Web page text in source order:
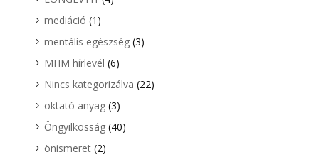
mediáció (1)
mentális egészség(3)
MHM hírlevél (6)
Nincs kategorizálva (22)
oktató anyag(3)
Öngyilkosság(40)
önismeret(2)